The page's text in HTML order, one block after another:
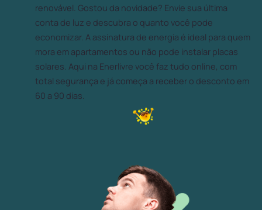
renovável. Gostou da novidade? Envie sua última
conta de luz e descubra o quanto você pode
economizar. A assinatura de energia é ideal para quem
mora em apartamentos ou não pode instalar placas
solares. Aqui na Enerlivre você faz tudo online, com
total segurança e já começa a receber o desconto em
60 a 90 dias.